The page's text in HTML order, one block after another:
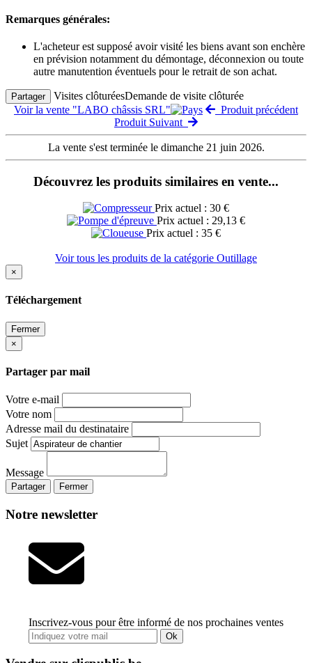
Remarques générales:
L'acheteur est supposé avoir visité les biens avant son enchère
en prévision notamment du démontage, déconnexion ou toute
autre manutention éventuels pour le retrait de son achat.
Partager Visites clôturéesDemande de visite clôturée
Voir la vente "LABO châssis SRL"
Produit précédent
Produit Suivant
La vente s'est terminée le dimanche 21 juin 2026.
Découvrez les produits similaires en vente...
Prix actuel : 30 €
Prix actuel : 29,13 €
Prix actuel : 35 €
Voir tous les produits de la catégorie Outillage
×
Téléchargement
Fermer
×
Partager par mail
Votre e-mail
Votre nom
Adresse mail du destinataire
Sujet
Message
Partager Fermer
Notre newsletter
Inscrivez-vous pour être informé de nos prochaines ventes
Ok